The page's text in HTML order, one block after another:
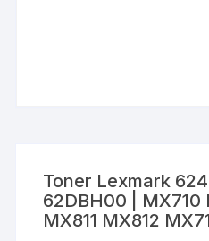
Toner Lexmark
62DBH00 | MX710
MX811 MX812